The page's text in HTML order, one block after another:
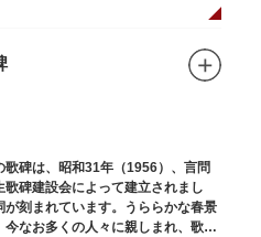
碑は、昭和31年（1956）、言問
碑建設会によって建立されまし
刻まれています。うららかな春景
なお多くの人々に親しまれ、歌い